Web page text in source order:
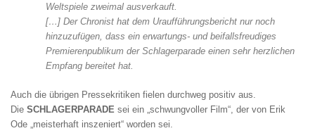
Weltspiele zweimal ausverkauft.
[…] Der Chronist hat dem Uraufführungsbericht nur noch
hinzuzufügen, dass ein erwartungs- und beifallsfreudiges
Premierenpublikum der Schlagerparade einen sehr herzlichen
Empfang bereitet hat.
Auch die übrigen Pressekritiken fielen durchweg positiv aus.
Die SCHLAGERPARADE sei ein „schwungvoller Film“, der von Erik
Ode „meisterhaft inszeniert“ worden sei.